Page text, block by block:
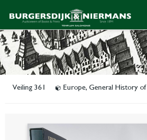
Veiling 361 Europe, General History of